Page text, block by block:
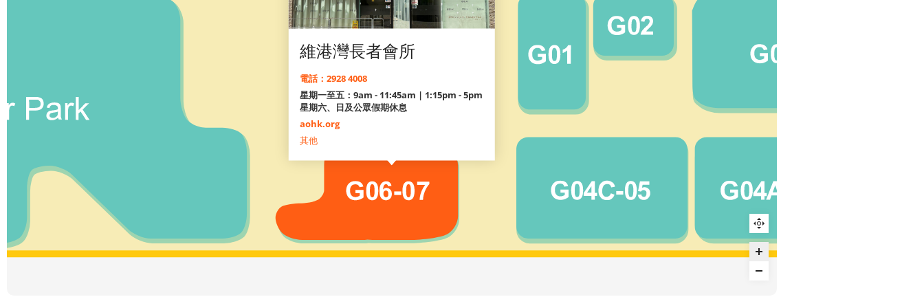
維港灣長者會所
電話：2928 4008
星期一至五：9am - 11:45am | 1:15pm - 5pm
星期六、日及公眾假期休息
aohk.org
其他